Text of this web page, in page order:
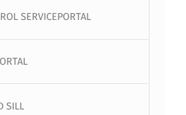
SERVICEPORTAL
SILL